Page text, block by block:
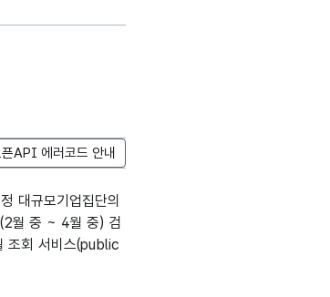
API 에러코드 안내
대규모기업집단의
월 중 ~ 4월 중) 검
조회 서비스(public